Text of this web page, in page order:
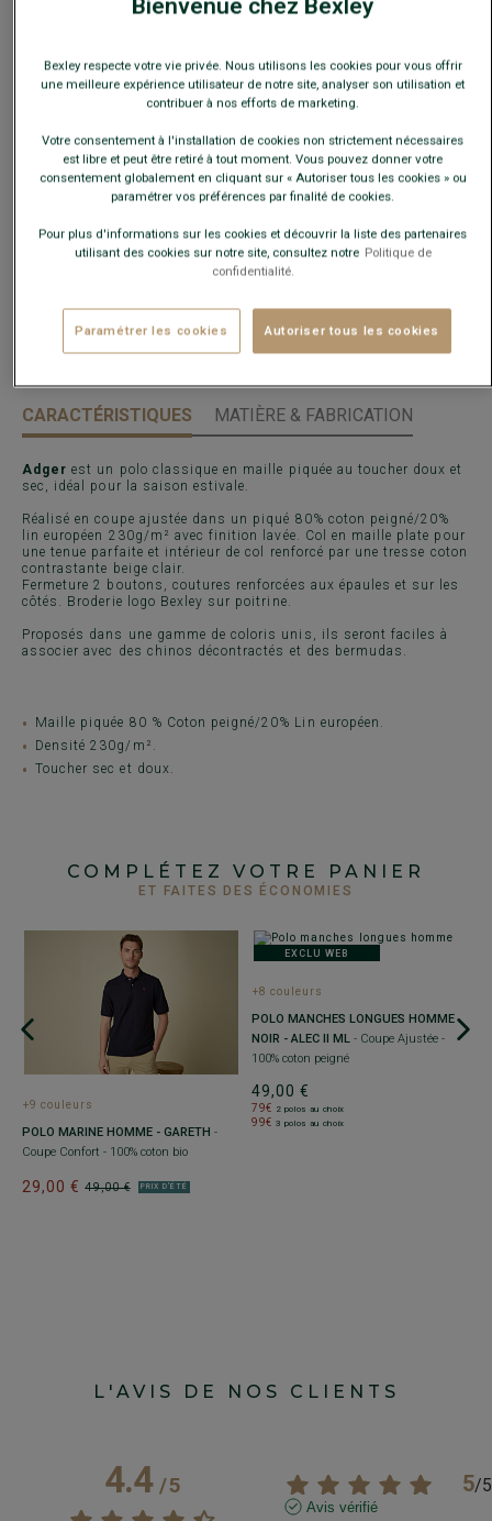
Ce modèle taille petit, choisir la taille au-dessus de votre
Guide des tailles
Quelle est ma taille ?
+ AJOUTER AU PANIER
Voir la disponibilité en magasin
(commandez avant 14h)
30 jours pour changer d'avis !
CARACTÉRISTIQUES MATIÈRE & FABRICATION
Adger est un polo classique en maille piquée au toucher doux et
sec, idéal pour la saison estivale.
Réalisé en coupe ajustée dans un piqué 80% coton peigné/20%
lin européen 230g/m² avec finition lavée. Col en maille plate pour
une tenue parfaite et intérieur de col renforcé par une tresse coton
contrastante beige clair.
Fermeture 2 boutons, coutures renforcées aux épaules et sur les
côtés. Broderie logo Bexley sur poitrine.
Proposés dans une gamme de coloris unis, ils seront faciles à
associer avec des chinos décontractés et des bermudas.
Maille piquée 80 % Coton peigné/20% Lin européen.
Densité 230g/m².
Toucher sec et doux.
COMPLÉTEZ VOTRE PANIER
ET FAITES DES ÉCONOMIES
+9 couleurs
POLO MARINE HOMME - GARETH -
Coupe Confort - 100% coton bio
49,00 €
29,00 € PRIX D'ÉTÉ
EXCLU WEB
+8 couleurs
POLO MANCHES LONGUES HOMME
NOIR - ALEC II ML - Coupe Ajustée -
100% coton peigné
49,00 €
79€ 2 polos au choix
99€ 3 polos au choix
L'AVIS DE NOS CLIENTS
4.4/5 5/5
Avis vérifié
Bienvenue chez Bexley
Bexley respecte votre vie privée. Nous utilisons les cookies pour vous offrir
une meilleure expérience utilisateur de notre site, analyser son utilisation et
contribuer à nos efforts de marketing.
Votre consentement à l'installation de cookies non strictement nécessaires
est libre et peut être retiré à tout moment. Vous pouvez donner votre
consentement globalement en cliquant sur « Autoriser tous les cookies » ou
paramétrer vos préférences par finalité de cookies.
Pour plus d'informations sur les cookies et découvrir la liste des partenaires
utilisant des cookies sur notre site, consultez notre Politique de
confidentialité.
Paramétrer les cookies Autoriser tous les cookies